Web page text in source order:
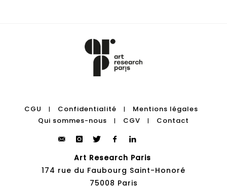
CGU | Confidentialité |
Mentions légales
Qui sommes-nous
| CGV | Contact
Art Research Paris
174 rue du Faubourg Saint-Honoré
75008 Paris